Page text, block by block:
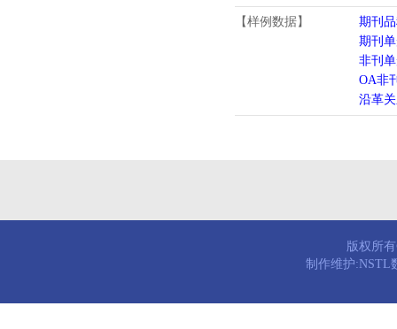
【样例数据】
期刊
期刊
非刊
OA非
沿革
版权所
制作维护:NSTL